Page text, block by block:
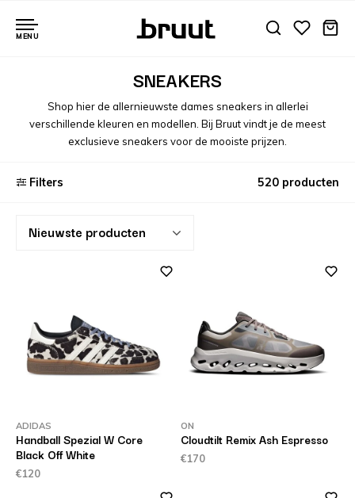
MENU
SNEAKERS
Shop hier de allernieuwste dames sneakers in allerlei
verschillende kleuren en modellen. Bij Bruut vindt je de meest
exclusieve sneakers voor de mooiste prijzen.
Filters 520 producten
Nieuwste producten
ADIDAS
Handball Spezial W Core
Black Off White
€120
ON
Cloudtilt Remix Ash Espresso
€170